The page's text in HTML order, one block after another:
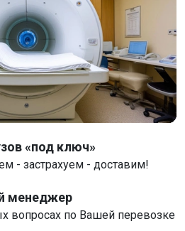
«под ключ»
- застрахуем - доставим!
менеджер
по Вашей перевозке